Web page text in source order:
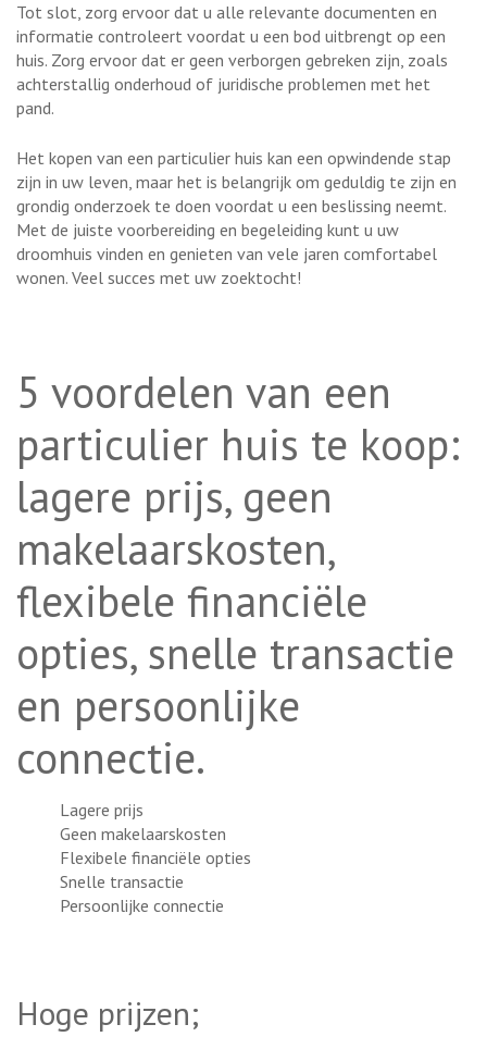
Tot slot, zorg ervoor dat u alle relevante documenten en
informatie controleert voordat u een bod uitbrengt op een
huis. Zorg ervoor dat er geen verborgen gebreken zijn, zoals
achterstallig onderhoud of juridische problemen met het
pand.
Het kopen van een particulier huis kan een opwindende stap
zijn in uw leven, maar het is belangrijk om geduldig te zijn en
grondig onderzoek te doen voordat u een beslissing neemt.
Met de juiste voorbereiding en begeleiding kunt u uw
droomhuis vinden en genieten van vele jaren comfortabel
wonen. Veel succes met uw zoektocht!
5 voordelen van een
particulier huis te koop:
lagere prijs, geen
makelaarskosten,
flexibele financiële
opties, snelle transactie
en persoonlijke
connectie.
Lagere prijs
Geen makelaarskosten
Flexibele financiële opties
Snelle transactie
Persoonlijke connectie
Hoge prijzen;